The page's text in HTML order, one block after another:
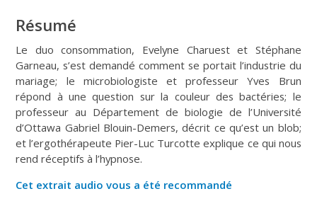
Résumé
Le duo consommation, Evelyne Charuest et Stéphane
Garneau, s’est demandé comment se portait l’industrie du
mariage; le microbiologiste et professeur Yves Brun
répond à une question sur la couleur des bactéries; le
professeur au Département de biologie de l’Université
d’Ottawa Gabriel Blouin-Demers, décrit ce qu’est un blob;
et l’ergothérapeute Pier-Luc Turcotte explique ce qui nous
rend réceptifs à l’hypnose.
Cet extrait audio vous a été recommandé